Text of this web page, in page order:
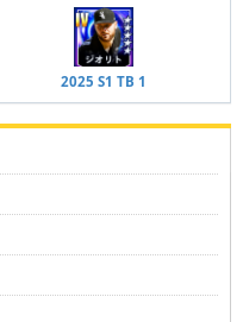
2025 S1 TB 1